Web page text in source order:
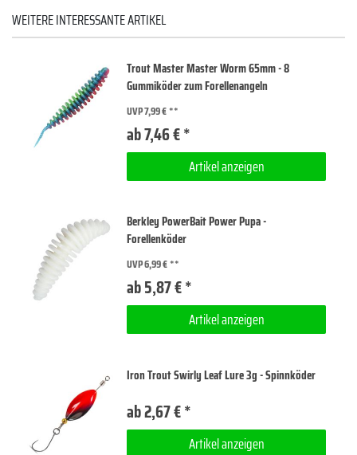
WEITERE INTERESSANTE ARTIKEL
Trout Master Master Worm 65mm - 8
Gummiköder zum Forellenangeln
UVP 7,99 €
ab 7,46 € *
Artikel anzeigen
Berkley PowerBait Power Pupa -
Forellenköder
UVP 6,99 €
ab 5,87 € *
Artikel anzeigen
Iron Trout Swirly Leaf Lure 3g - Spinnköder
ab 2,67 € *
Artikel anzeigen